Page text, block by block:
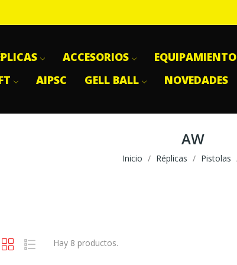
ACCESORIOS EQUIPAMIENTO
AIPSC GELL BALL NOVEDADES
AW
Inicio Réplicas Pistolas
Hay 8 productos.